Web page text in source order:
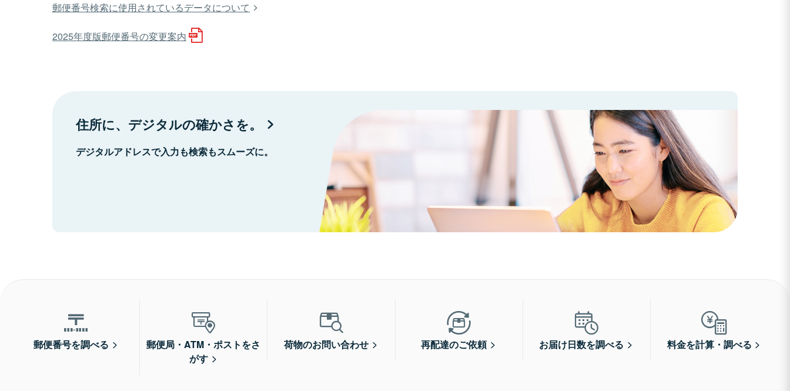
郵便番号検索に使用されているデータについて
2025年度版郵便番号の変更案内
住所に、デジタルの確かさを。
デジタルアドレスで入力も検索もスムーズに。
郵便番号を調べる
郵便局・ATM・ポストをさ
がす
荷物のお問い合わせ 再配達のご依頼 お届け日数を調べる 料金を計算・調べる